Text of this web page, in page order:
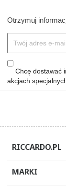
Otrzymuj
Chcę dostawać
akcjach
RICCARDO.PL
MARKI